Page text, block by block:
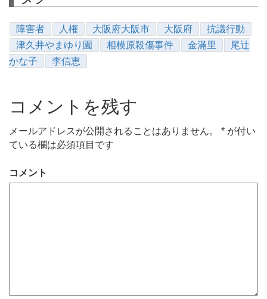
障害者 人権 大阪府大阪市 大阪府
抗議行動
津久井やまゆり園
相模原殺傷事件 金滿里
尾辻
かな子
李信恵
コメントを残す
メールアドレスが公開されることはありません。 * が付い
ている欄は必須項目です
コメント